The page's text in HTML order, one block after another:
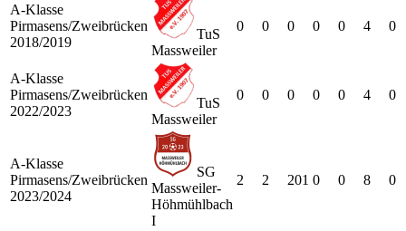
A-Klasse
Pirmasens/Zweibrücken
2018/2019
TuS
Massweiler
0 0 0 0 0 4 0
A-Klasse
Pirmasens/Zweibrücken
2022/2023
TuS
Massweiler
0 0 0 0 0 4 0
A-Klasse
Pirmasens/Zweibrücken
2023/2024
SG
Massweiler-
Höhmühlbach
I
2 2 201 0 0 8 0